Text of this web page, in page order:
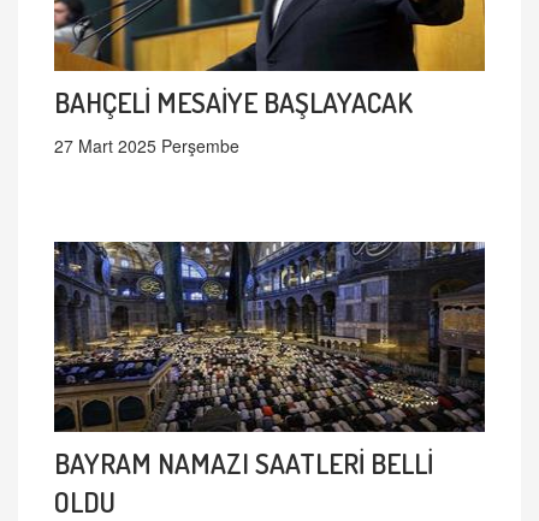
BAHÇELİ MESAİYE BAŞLAYACAK
27 Mart 2025 Perşembe
BAYRAM NAMAZI SAATLERİ BELLİ
OLDU